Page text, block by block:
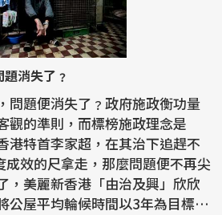
消失了﹖
問題便消失了﹖政府施政衡功量
觀的準則，而標榜施政理念是
港特首李家超，在其治下追趕不
效的尺拿走，那麼問題便不再尖
，美麗新香港「由治及興」欣欣
公屋平均輪候時間以3年為目標，